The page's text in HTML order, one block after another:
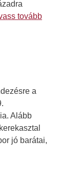
tovább
a
Alább
jó barátai,